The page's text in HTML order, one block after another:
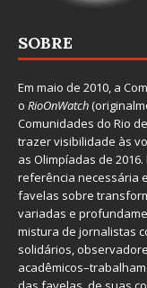
SOBRE
Em maio de 2010, a
o RioOnWatch
Comunidades do Rio
trazer visibilidade às
as Olimpíadas de
referência necessária
favelas sobre
variadas e
mistura de jornalistas
solidários,